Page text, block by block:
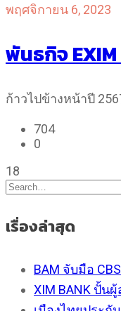
พฤศจิกายน 6, 2023
พันธกิจ
ก้าวไปข้างหน้าปี
704
0
18
เรื่องล่าสุด
BAM จับมือ
XIM BANK ปั้น